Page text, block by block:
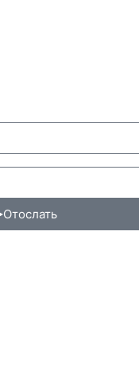
Отослать